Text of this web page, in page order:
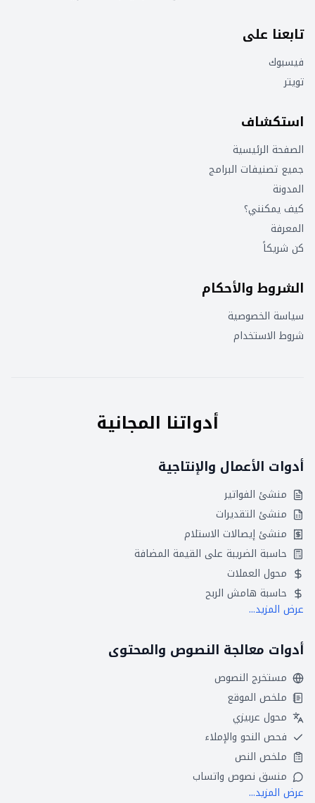
تابعنا على
فيسبوك
تويتر
استكشاف
الصفحة الرئيسية
جميع تصنيفات البرامج
المدونة
كيف يمكنني؟
المعرفة
كن شريكاً
الشروط والأحكام
سياسة الخصوصية
شروط الاستخدام
أدواتنا المجانية
أدوات الأعمال والإنتاجية
منشئ الفواتير
منشئ التقديرات
منشئ إيصالات الاستلام
حاسبة الضريبة على القيمة المضافة
محول العملات
حاسبة هامش الربح
عرض المزيد...
أدوات معالجة النصوص والمحتوى
مستخرج النصوص
ملخص الموقع
محول عربيزي
فحص النحو والإملاء
ملخص النص
منسق نصوص واتساب
عرض المزيد...